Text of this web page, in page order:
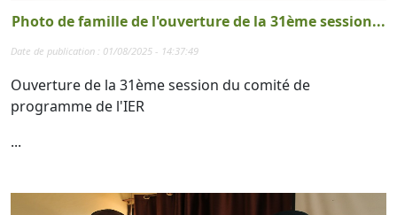
Photo de famille de l'ouverture de la 31ème session...
Date de publication : 01/08/2025 - 14:37:49
Ouverture de la 31ème session du comité de
programme de l'IER
...